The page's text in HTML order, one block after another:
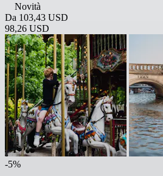
Novità
Da 103,43 USD
98,26 USD
-5%